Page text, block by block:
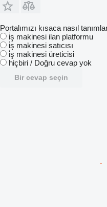
Portalımızı kısaca nasıl
i̇ş makinesi ilan platformu
i̇ş makinesi satıcısı
i̇ş makinesi üreticisi
hiçbiri / Doğru cevap yok
Bir cevap seçin